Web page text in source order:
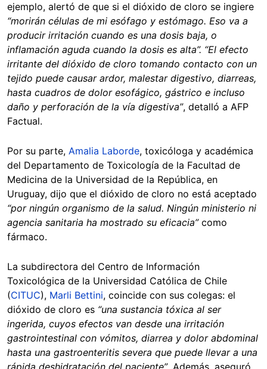
ejemplo, alertó de que si el dióxido de cloro se ingiere
“morirán células de mi esófago y estómago. Eso va a
producir irritación cuando es una dosis baja, o
inflamación aguda cuando la dosis es alta”. “El efecto
irritante del dióxido de cloro tomando contacto con un
tejido puede causar ardor, malestar digestivo, diarreas,
hasta cuadros de dolor esofágico, gástrico e incluso
daño y perforación de la vía digestiva”, detalló a AFP
Factual.
Por su parte, Amalia Laborde, toxicóloga y académica
del Departamento de Toxicología de la Facultad de
Medicina de la Universidad de la República, en
Uruguay, dijo que el dióxido de cloro no está aceptado
“por ningún organismo de la salud. Ningún ministerio ni
agencia sanitaria ha mostrado su eficacia”como
fármaco.
La subdirectora del Centro de Información
Toxicológica de la Universidad Católica de Chile
(CITUC), Marli Bettini, coincide con sus colegas: el
dióxido de cloro es “una sustancia tóxica al ser
ingerida, cuyos efectos van desde una irritación
gastrointestinal con vómitos, diarrea y dolor abdominal
hasta una gastroenteritis severa que puede llevar a una